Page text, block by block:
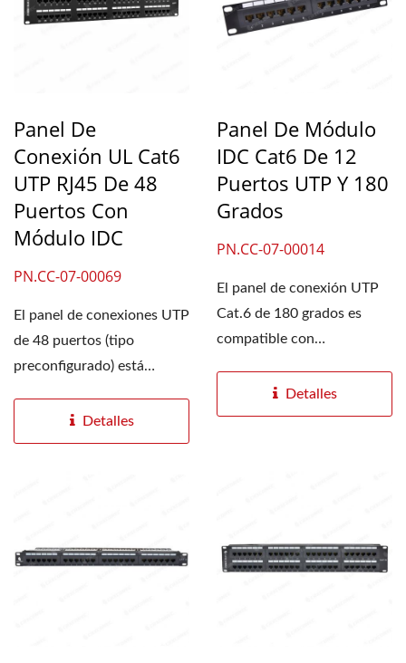
Panel De
Conexión UL Cat6
UTP RJ45 De 48
Puertos Con
Módulo IDC
PN.CC-07-00069
El panel de conexiones UTP
de 48 puertos (tipo
preconfigurado) está
Detalles
Panel De Módulo
IDC Cat6 De 12
Puertos UTP Y 180
Grados
PN.CC-07-00014
El panel de conexión UTP
Cat.6 de 180 grados es
compatible con
KRONE. El panel...
Detalles